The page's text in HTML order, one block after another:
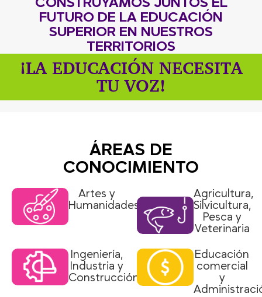
FUTURO DE LA EDUCACIÓN
SUPERIOR EN NUESTROS
TERRITORIOS
¡LA EDUCACIÓN NECESITA
TU VOZ!
ÁREAS DE
CONOCIMIENTO
Artes y
Humanidades
Agricultura,
Silvicultura,
Pesca y
Veterinaria
Ingeniería,
Industria y
Construcción
Educación
comercial
y